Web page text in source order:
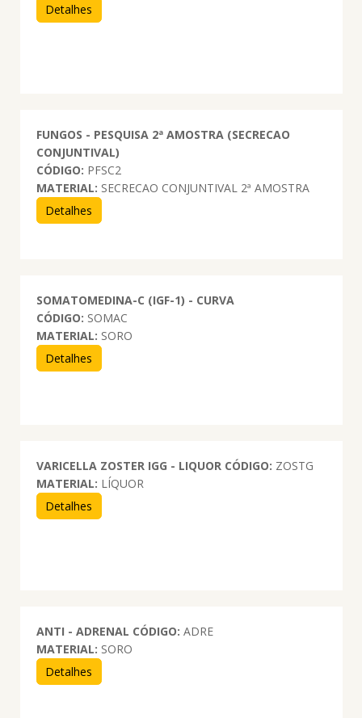
Detalhes
FUNGOS - PESQUISA 2ª AMOSTRA (SECRECAO
CONJUNTIVAL)
CÓDIGO: PFSC2
MATERIAL: SECRECAO CONJUNTIVAL 2ª AMOSTRA
Detalhes
SOMATOMEDINA-C (IGF-1) - CURVA
CÓDIGO: SOMAC
MATERIAL: SORO
Detalhes
VARICELLA ZOSTER IGG - LIQUOR CÓDIGO: ZOSTG
MATERIAL: LÍQUOR
Detalhes
ANTI - ADRENAL CÓDIGO: ADRE
MATERIAL: SORO
Detalhes